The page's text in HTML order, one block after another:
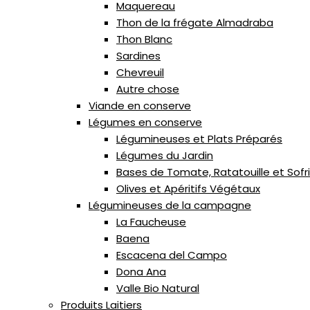
Maquereau
Thon de la frégate Almadraba
Thon Blanc
Sardines
Chevreuil
Autre chose
Viande en conserve
Légumes en conserve
Légumineuses et Plats Préparés
Légumes du Jardin
Bases de Tomate, Ratatouille et
Olives et Apéritifs Végétaux
Légumineuses de la campagne
La Faucheuse
Baena
Escacena del Campo
Dona Ana
Valle Bio Natural
Produits Laitiers